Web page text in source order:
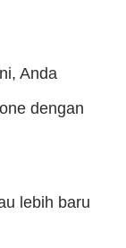
Anda
dengan
lebih baru